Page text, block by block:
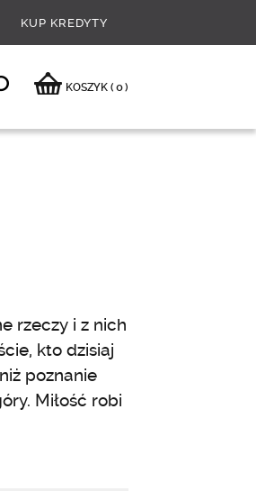
KUP KREDYTY
KOSZYK ( 0)
rzeczy i z nich
kto dzisiaj
poznanie
Miłość robi